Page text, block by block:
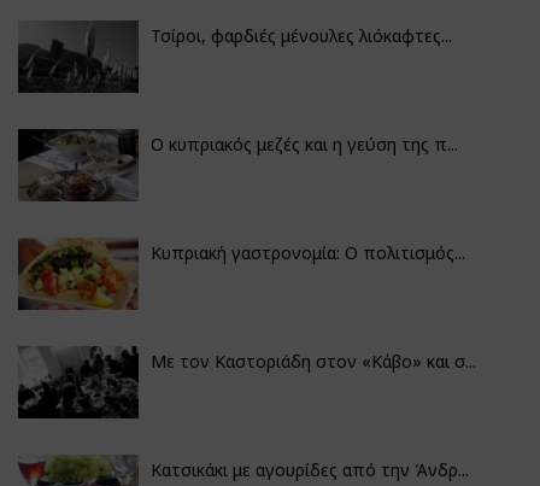
Τσίροι, φαρδιές μένουλες λιόκαφτες...
Ο κυπριακός μεζές και η γεύση της π...
Κυπριακή γαστρονομία: Ο πολιτισμός...
Με τον Καστοριάδη στον «Κάβο» και σ...
Κατσικάκι με αγουρίδες από την Άνδρ...